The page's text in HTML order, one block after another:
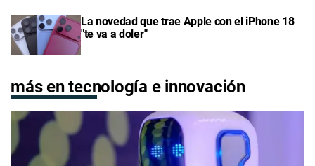
La novedad que trae Apple con el iPhone 18
"te va a doler"
más en tecnología e innovación